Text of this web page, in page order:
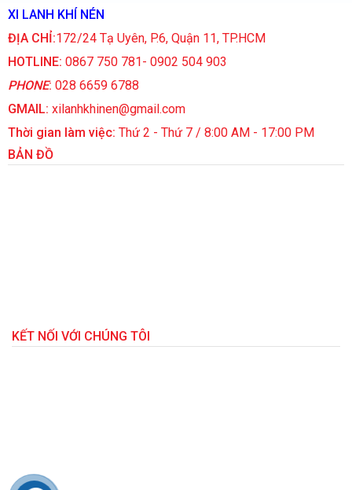
XI LANH KHÍ NÉN
ĐỊA CHỈ:172/24 Tạ Uyên, P.6, Quận 11, TP.HCM
HOTLINE: 0867 750 781- 0902 504 903
PHONE: 028 6659 6788
GMAIL: xilanhkhinen@gmail.com
Thời gian làm việc: Thứ 2 - Thứ 7 / 8:00 AM - 17:00 PM
BẢN ĐỒ
KẾT NỐI VỚI CHÚNG TÔI